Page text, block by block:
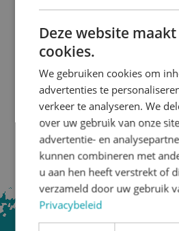
BLIJF OP DE
VOLG ONS OP
Deze website
cookies.
We gebruiken cookies om
advertenties te
verkeer te analyseren. We
over uw gebruik van onze
advertentie- en
kunnen combineren met
u aan hen heeft verstrekt of
verzameld door uw gebruik
Privacybeleid